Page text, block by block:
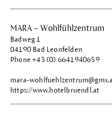
MARA – Wohlfühlzentrum
Badweg 1
04190 Bad Leonfelden
Phone +43 (0) 6641940659
mara-
https://www.hotelbruendl.at